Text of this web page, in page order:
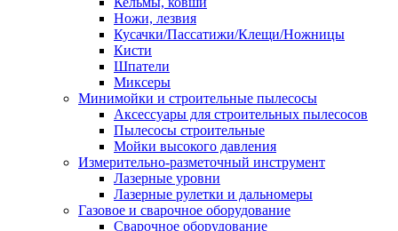
Ножи, лезвия
Кусачки/Пассатижи/Клещи/Ножницы
Кисти
Шпатели
Миксеры
Минимойки и строительные пылесосы
Аксессуары для строительных пылесосов
Пылесосы строительные
Мойки высокого давления
Измерительно-разметочный инструмент
Лазерные уровни
Лазерные рулетки и дальномеры
Газовое и сварочное оборудование
Сварочное оборудование